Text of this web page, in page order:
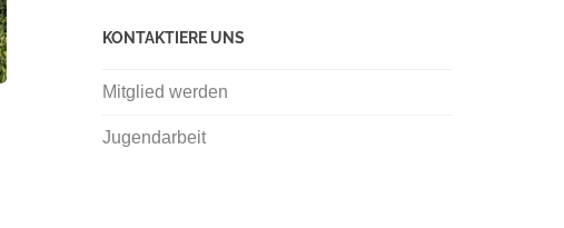
KONTAKTIERE UNS
Mitglied werden
Jugendarbeit